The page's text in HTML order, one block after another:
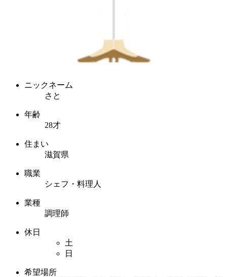
ニックネーム
さと
年齢
28才
住まい
滋賀県
職業
シェフ・料理人
業種
調理師
休日
土
日
希望場所